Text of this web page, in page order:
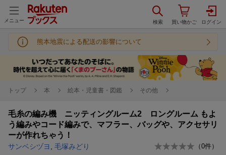
メニュー
熊本地震による配送の影響について
トップ 本 絵本・児童書・図鑑 その他
毛糸の編み機 ニッティングルーム2 ロングルーム もよ
う編みやコード編みで、マフラー、バッグや、アクセサリ
ーが作れちゃう！
サンベシヅヨ 毛塚みどり （0件）